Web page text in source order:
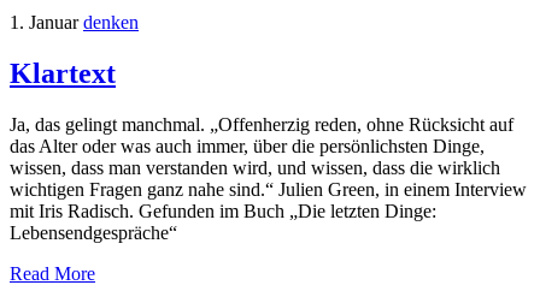
1. Januar denken
Klartext
Ja, das gelingt manchmal. „Offenherzig reden, ohne Rücksicht auf
das Alter oder was auch immer, über die persönlichsten Dinge,
wissen, dass man verstanden wird, und wissen, dass die wirklich
wichtigen Fragen ganz nahe sind.“ Julien Green, in einem Interview
mit Iris Radisch. Gefunden im Buch „Die letzten Dinge:
Lebensendgespräche“
Read More